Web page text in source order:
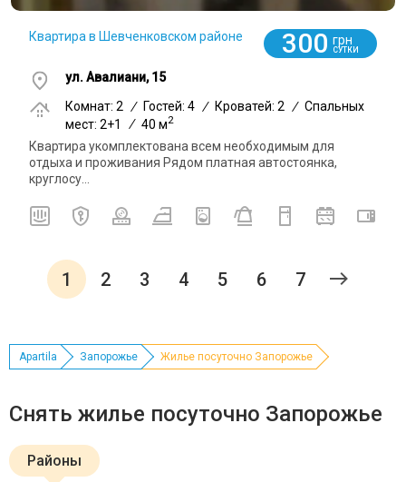
Квартира в Шевченковском районе 300 грн
СУТКИ
ул. Авалиани, 15
Комнат: 2
/ Гостей: 4 / Кроватей: 2 / Спальных
мест: 2+1
/ 40 м2
Квартира укомплектована всем необходимым для
отдыха и проживания Рядом платная автостоянка,
круглосу...
1 2 3 4 5 6 7
Apartila Запорожье Жилье посуточно Запорожье
Снять жилье посуточно Запорожье
Районы